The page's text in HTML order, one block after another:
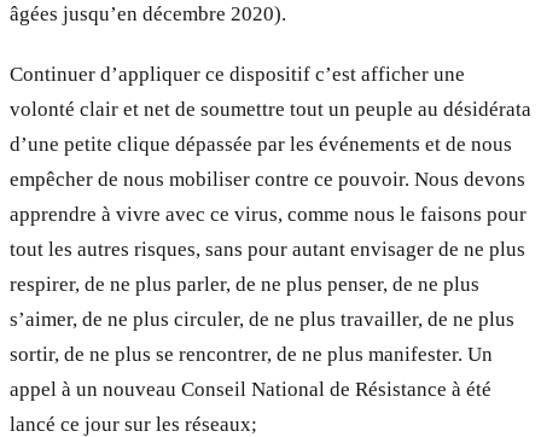
âgées jusqu’en décembre 2020).
Continuer d’appliquer ce dispositif c’est afficher une
volonté clair et net de soumettre tout un peuple au désidérata
d’une petite clique dépassée par les événements et de nous
empêcher de nous mobiliser contre ce pouvoir. Nous devons
apprendre à vivre avec ce virus, comme nous le faisons pour
tout les autres risques, sans pour autant envisager de ne plus
respirer, de ne plus parler, de ne plus penser, de ne plus
s’aimer, de ne plus circuler, de ne plus travailler, de ne plus
sortir, de ne plus se rencontrer, de ne plus manifester. Un
appel à un nouveau Conseil National de Résistance à été
lancé ce jour sur les réseaux;